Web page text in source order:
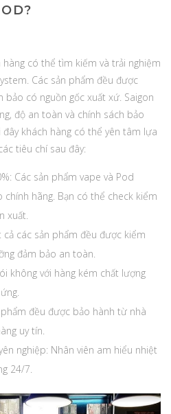
hàng có thể tìm kiếm và trải nghiệm
Các sản phẩm đều được
bảo có nguồn gốc xuất xứ. Saigon
độ an toàn và chính sách bảo
khách hàng có thể yên tâm lựa
tiêu chí sau đây:
Các sản phẩm vape và Pod
chính hãng. Bạn có thể check kiểm
xuất.
cả các sản phẩm đều được kiểm
đảm bảo an toàn.
không với hàng kém chất lượng
đều được bảo hành từ nhà
uy tín.
nghiệp: Nhân viên am hiểu nhiệt
24/7.